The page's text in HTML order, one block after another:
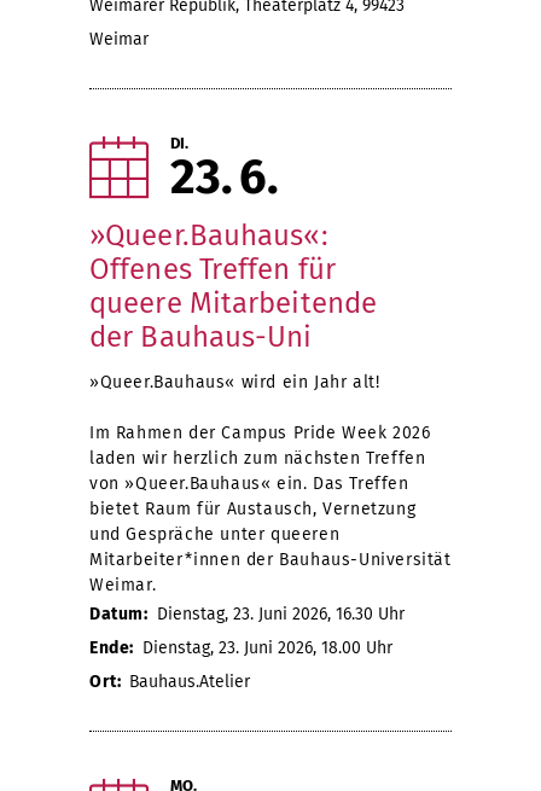
Weimarer Republik, Theaterplatz 4, 99423
Weimar
DI.
23 6
»Queer.Bauhaus«:
Offenes Treffen für
queere Mitarbeitende
der Bauhaus-Uni
»Queer.Bauhaus« wird ein Jahr alt!
Im Rahmen der Campus Pride Week 2026
laden wir herzlich zum nächsten Treffen
von »Queer.Bauhaus« ein. Das Treffen
bietet Raum für Austausch, Vernetzung
und Gespräche unter queeren
Mitarbeiter*innen der Bauhaus-Universität
Weimar.
Datum: Dienstag, 23. Juni 2026, 16.30 Uhr
Ende: Dienstag, 23. Juni 2026, 18.00 Uhr
Ort: Bauhaus.Atelier
MO.